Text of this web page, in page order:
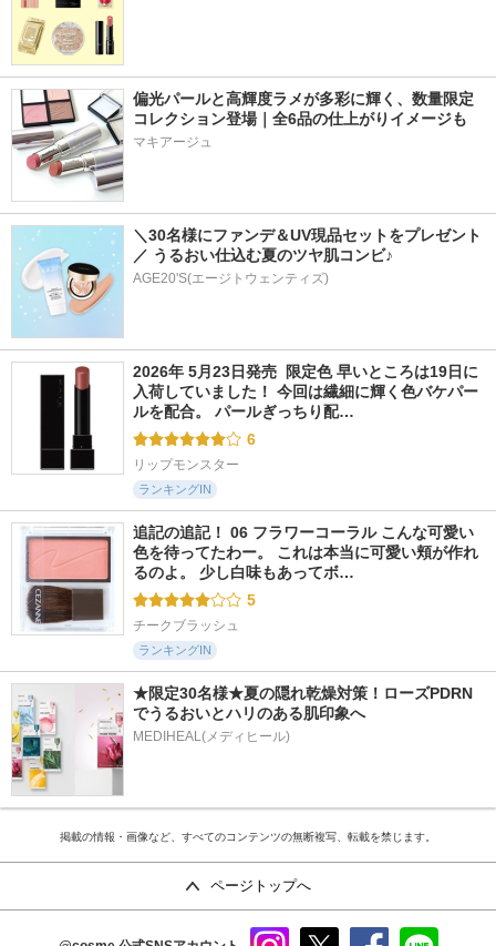
偏光パールと高輝度ラメが多彩に輝く、数量限定
コレクション登場｜全6品の仕上がりイメージも
マキアージュ
＼30名様にファンデ＆UV現品セットをプレゼント
／ うるおい仕込む夏のツヤ肌コンビ♪
AGE20'S(エージトウェンティズ)
2026年 5月23日発売  限定色 早いところは19日に
入荷していました！ 今回は繊細に輝く色バケパー
ルを配合。 パールぎっちり配…
6
リップモンスター
ランキングIN
追記の追記！ 06 フラワーコーラル こんな可愛い
色を待ってたわー。 これは本当に可愛い頬が作れ
るのよ。 少し白味もあってボ…
5
チークブラッシュ
ランキングIN
★限定30名様★夏の隠れ乾燥対策！ローズPDRN
でうるおいとハリのある肌印象へ
MEDIHEAL(メディヒール)
掲載の情報・画像など、すべてのコンテンツの無断複写、転載を禁じます。
ページトップへ